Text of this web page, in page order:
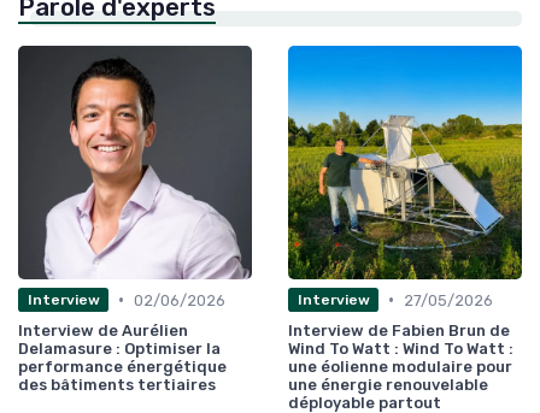
Parole d'experts
Interview • 02/06/2026
Interview de Aurélien
Delamasure : Optimiser la
performance énergétique
des bâtiments tertiaires
Interview •
27/05/2026
Interview de Fabien Brun de
Wind To Watt : Wind To Watt :
une éolienne modulaire pour
une énergie renouvelable
déployable partout